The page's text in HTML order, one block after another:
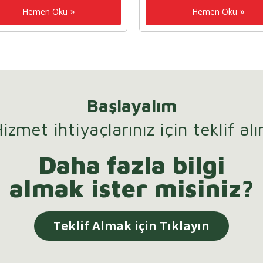
Hemen Oku Hemen Oku
Başlayalım
ihtiyaçlarınız için teklif
Daha fazla bilgi
almak ister misiniz?
Teklif Almak için Tıklayın